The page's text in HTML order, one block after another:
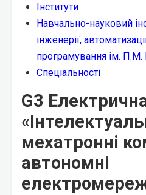
Інститути
Навчально-науковий
інженерії,
програмування ім. П.М.
Спеціальності
G3
мехатронні
автономні